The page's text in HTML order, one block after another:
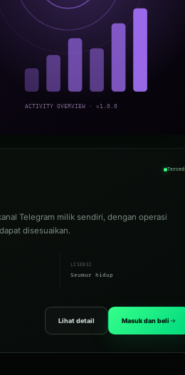
Telegram milik sendiri, dengan operasi
disesuaikan.
LISENSI
Seumur hidup
Lihat detail Masuk dan beli